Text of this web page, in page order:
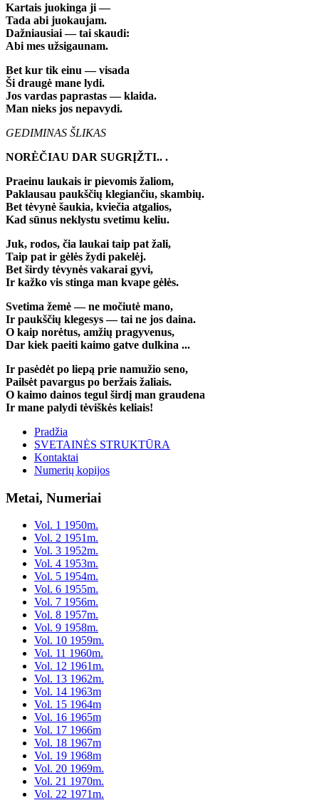
Kartais juokinga ji —
Tada abi juokaujam.
Dažniausiai — tai skaudi:
Abi mes užsigaunam.
Bet kur tik einu — visada
Ši draugė mane lydi.
Jos vardas paprastas — klaida.
Man nieks jos nepavydi.
GEDIMINAS ŠLIKAS
NORĖČIAU DAR SUGRĮŽTI.. .
Praeinu laukais ir pievomis žaliom,
Paklausau paukščių klegiančiu, skambių.
Bet tėvynė šaukia, kviečia atgalios,
Kad sūnus neklystu svetimu keliu.
Juk, rodos, čia laukai taip pat žali,
Taip pat ir gėlės žydi pakelėj.
Bet širdy tėvynės vakarai gyvi,
Ir kažko vis stinga man kvape gėlės.
Svetima žemė — ne močiutė mano,
Ir paukščių klegesys — tai ne jos daina.
O kaip norėtus, amžių pragyvenus,
Dar kiek paeiti kaimo gatve dulkina ...
Ir pasėdėt po liepą prie namužio seno,
Pailsėt pavargus po beržais žaliais.
O kaimo dainos tegul širdį man graudena
Ir mane palydi tėviškės keliais!
Pradžia
SVETAINĖS STRUKTŪRA
Kontaktai
Numerių kopijos
Metai, Numeriai
Vol. 1 1950m.
Vol. 2 1951m.
Vol. 3 1952m.
Vol. 4 1953m.
Vol. 5 1954m.
Vol. 6 1955m.
Vol. 7 1956m.
Vol. 8 1957m.
Vol. 9 1958m.
Vol. 10 1959m.
Vol. 11 1960m.
Vol. 12 1961m.
Vol. 13 1962m.
Vol. 14 1963m
Vol. 15 1964m
Vol. 16 1965m
Vol. 17 1966m
Vol. 18 1967m
Vol. 19 1968m
Vol. 20 1969m.
Vol. 21 1970m.
Vol. 22 1971m.